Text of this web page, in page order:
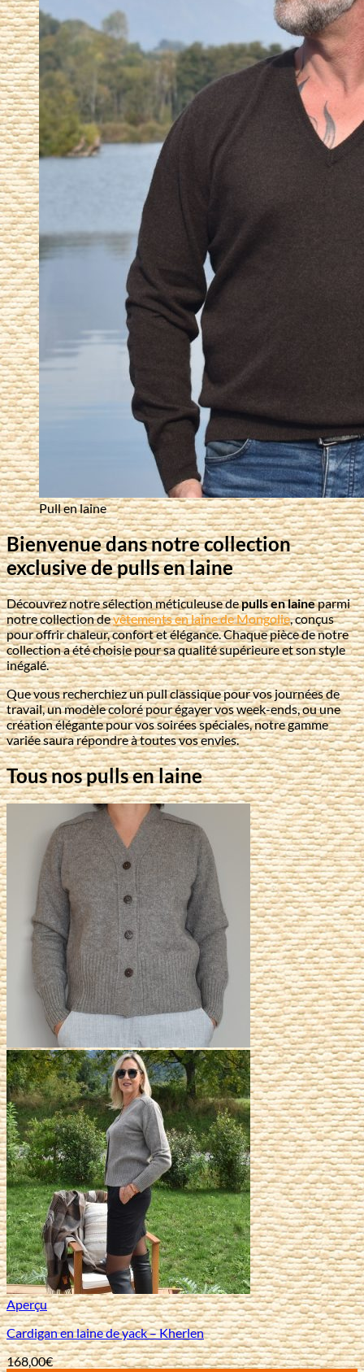
Pull en laine
Bienvenue dans notre collection
exclusive de pulls en laine
Découvrez notre sélection méticuleuse depulls en laineparmi
notre collection devêtements en laine de Mongolie, conçus
pour offrir chaleur, confort et élégance. Chaque pièce de notre
collection a été choisie pour sa qualité supérieure et son style
inégalé.
Que vous recherchiez un pull classique pour vos journées de
travail, un modèle coloré pour égayer vos week-ends, ou une
création élégante pour vos soirées spéciales, notre gamme
variée saura répondre à toutes vos envies.
Tous nos pulls en laine
Aperçu
Cardigan en laine de yack – Kherlen
168,00€